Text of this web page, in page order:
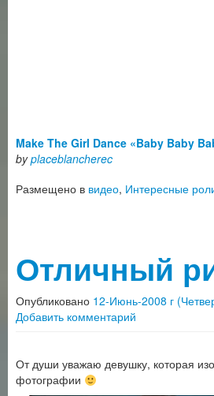
Make The Girl Dance «Baby Baby
byplaceblancherec
Размещено в видео, Интересные
Отличный
Опубликовано 12-Июнь-2008 г
Добавить комментарий
От души уважаю девушку, которая
фотографии